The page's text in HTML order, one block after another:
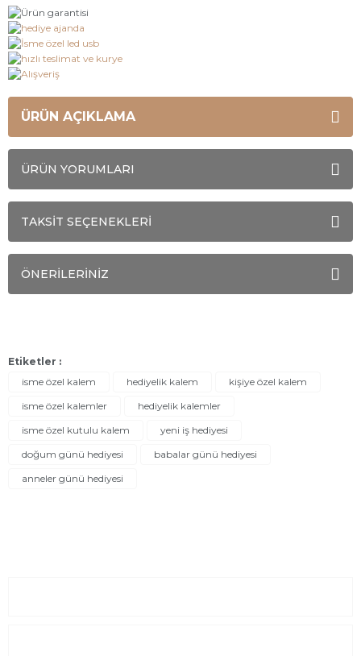
ÜRÜN AÇIKLAMA
ÜRÜN YORUMLARI
TAKSİT SEÇENEKLERİ
ÖNERİLERİNİZ
Etiketler :
isme özel kalem
hediyelik kalem
kişiye özel kalem
isme özel kalemler
hediyelik kalemler
isme özel kutulu kalem
yeni iş hediyesi
doğum günü hediyesi
babalar günü hediyesi
anneler günü hediyesi